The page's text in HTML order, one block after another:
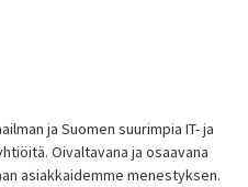
ja Suomen suurimpia IT- ja
Oivaltavana ja osaavana
asiakkaidemme menestyksen.